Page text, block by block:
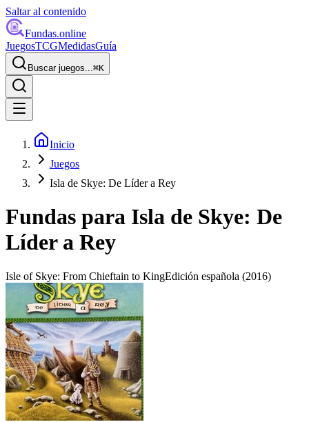
Saltar al contenido
Fundas.online
JuegosTCGMedidasGuía
Buscar juegos...⌘K
Inicio
Juegos
Isla de Skye: De Líder a Rey
Fundas para Isla de Skye: De
Líder a Rey
Isle of Skye: From Chieftain to KingEdición española (2016)